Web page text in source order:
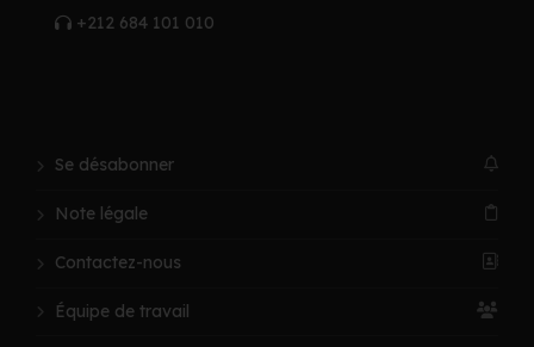
+212 684 101 010
Se désabonner
Note légale
Contactez-nous
Équipe de travail